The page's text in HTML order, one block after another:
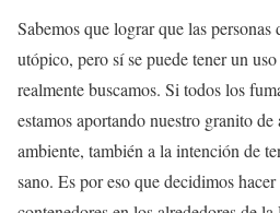
Sabemos que lograr que las personas
utópico, pero sí se puede tener un
realmente buscamos. Si todos los
estamos aportando nuestro granito
ambiente, también a la intención de
sano. Es por eso que decidimos